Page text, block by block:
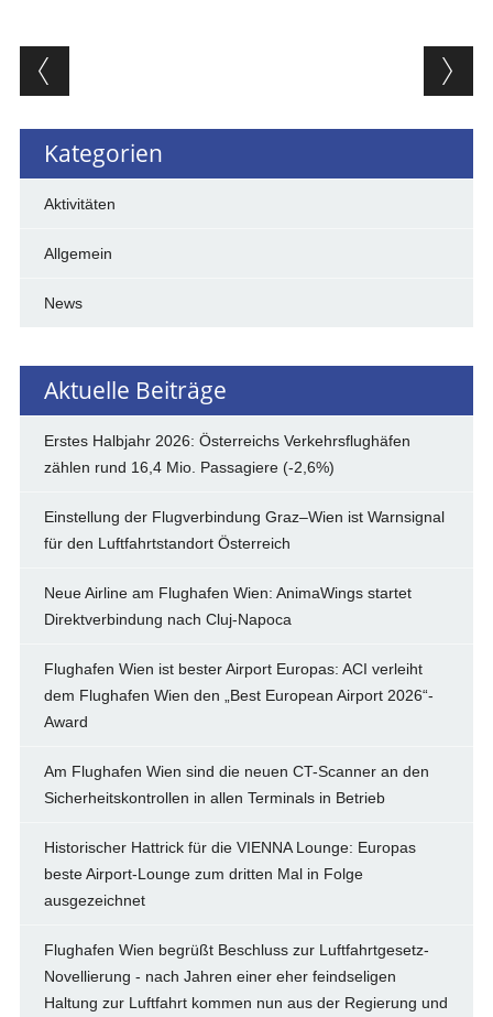
Beitragsnavigation
Kategorien
Aktivitäten
Allgemein
News
Aktuelle Beiträge
Erstes Halbjahr 2026: Österreichs Verkehrsflughäfen
zählen rund 16,4 Mio. Passagiere (-2,6%)
Einstellung der Flugverbindung Graz–Wien ist Warnsignal
für den Luftfahrtstandort Österreich
Neue Airline am Flughafen Wien: AnimaWings startet
Direktverbindung nach Cluj-Napoca
Flughafen Wien ist bester Airport Europas: ACI verleiht
dem Flughafen Wien den „Best European Airport 2026“-
Award
Am Flughafen Wien sind die neuen CT-Scanner an den
Sicherheitskontrollen in allen Terminals in Betrieb
Historischer Hattrick für die VIENNA Lounge: Europas
beste Airport-Lounge zum dritten Mal in Folge
ausgezeichnet
Flughafen Wien begrüßt Beschluss zur Luftfahrtgesetz-
Novellierung - nach Jahren einer eher feindseligen
Haltung zur Luftfahrt kommen nun aus der Regierung und